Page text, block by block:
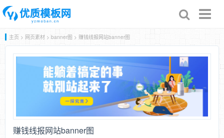
主页 > 网页素材 > banner图 > 赚钱线报网站banner图
赚钱线报网站banner图